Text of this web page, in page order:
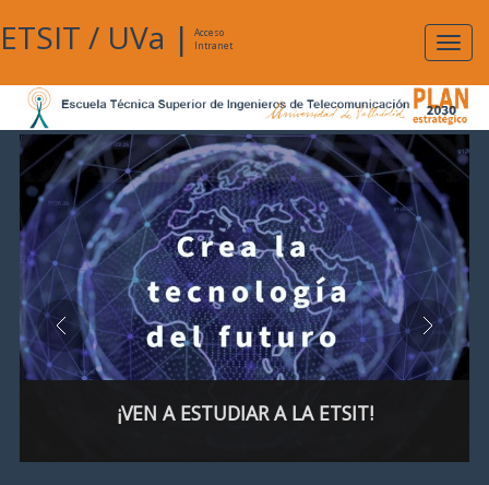
ETSIT / UVa |
Acceso
Intranet
¡VEN A ESTUDIAR A LA ETSIT!